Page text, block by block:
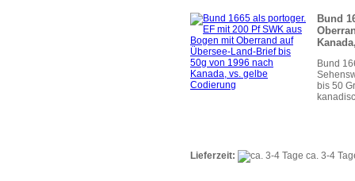
Bund
Bund
bis 50
Lieferzeit: ca. 3-4